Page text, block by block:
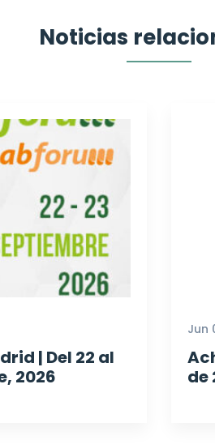
Noticias
| Del 22 al
2026
Jun
de